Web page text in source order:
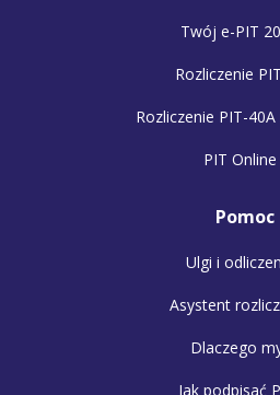
Twój e-PIT
Rozliczenie
Rozliczenie PIT-
PIT Online
Pomoc
Ulgi i
Asystent
Dlaczego
Jak podpisać